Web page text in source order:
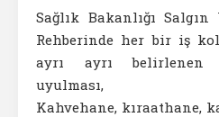
Sağlık Bakanlığı
Rehberinde her bir iş
ayrı ayrı belirlenen
uyulması,
Kahvehane, kıraathane,